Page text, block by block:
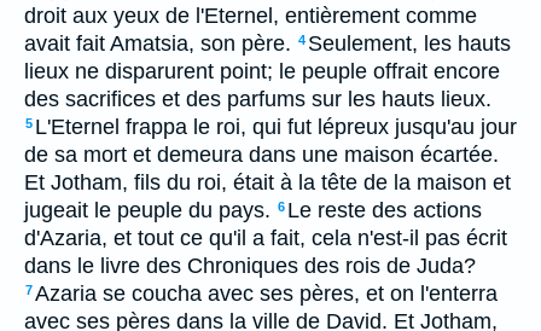
droit aux yeux de l'Eternel, entièrement comme
avait fait Amatsia, son père. 4 Seulement, les hauts
lieux ne disparurent point; le peuple offrait encore
des sacrifices et des parfums sur les hauts lieux.
5 L'Eternel frappa le roi, qui fut lépreux jusqu'au jour
de sa mort et demeura dans une maison écartée.
Et Jotham, fils du roi, était à la tête de la maison et
jugeait le peuple du pays. 6 Le reste des actions
d'Azaria, et tout ce qu'il a fait, cela n'est-il pas écrit
dans le livre des Chroniques des rois de Juda?
7Azaria se coucha avec ses pères, et on l'enterra
avec ses pères dans la ville de David. Et Jotham,